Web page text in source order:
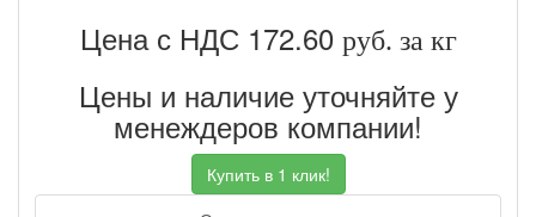
Цена с НДС 172.60 руб. за кг
Цены и наличие уточняйте у
менеждеров компании!
Купить в 1 клик!